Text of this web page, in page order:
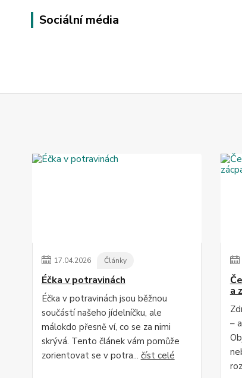
Sociální média
17.04.2026 Články
Éčka v potravinách
Éčka v potravinách jsou běžnou
součástí našeho jídelníčku, ale
málokdo přesně ví, co se za nimi
skrývá. Tento článek vám pomůže
zorientovat se v potra... číst celé
a
–